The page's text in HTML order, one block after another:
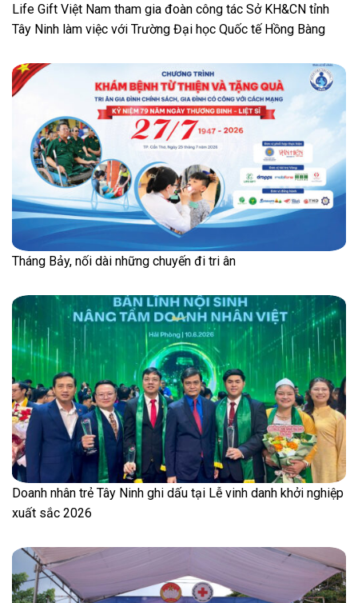
Life Gift Việt Nam tham gia đoàn công tác Sở KH&CN tỉnh
Tây Ninh làm việc với Trường Đại học Quốc tế Hồng Bàng
Tháng Bảy, nối dài những chuyến đi tri ân
Doanh nhân trẻ Tây Ninh ghi dấu tại Lễ vinh danh khởi nghiệp
xuất sắc 2026